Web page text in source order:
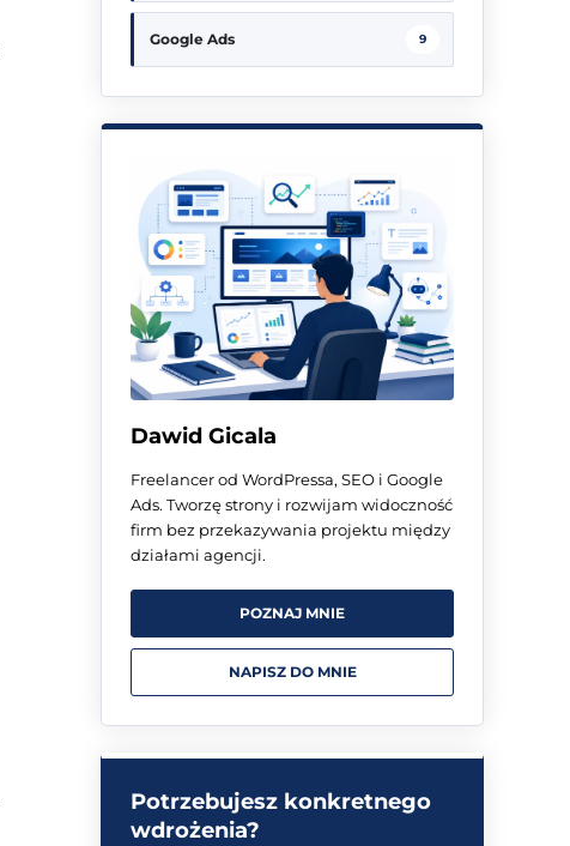
Google Ads 9
Dawid Gicala
Freelancer od WordPressa, SEO i Google
Ads. Tworzę strony i rozwijam widoczność
firm bez przekazywania projektu między
działami agencji.
POZNAJ MNIE
NAPISZ DO MNIE
Potrzebujesz konkretnego
wdrożenia?